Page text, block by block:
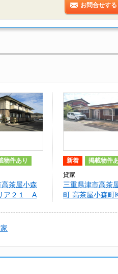
お問合せす
物件あり
茶屋小森
ア２１ A
新着 掲載物件
貸家
三重県津市高茶
町 高茶屋小森町